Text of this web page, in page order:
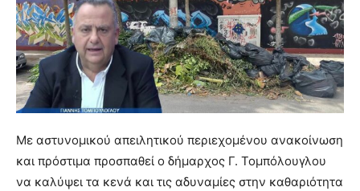
Με αστυνομικού απειλητικού περιεχομένου ανακοίνωση
και πρόστιμα προσπαθεί ο δήμαρχος Γ. Τομπόλουγλου
να καλύψει τα κενά και τις αδυναμίες στην καθαριότητα